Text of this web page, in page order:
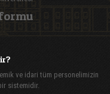
ve idari tüm personelimizin
sistemidir.